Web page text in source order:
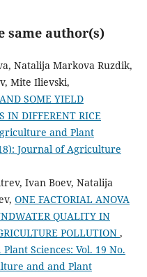
same author(s)
Natalija Markova Ruzdik,
Mite Ilievski,
SOME YIELD
IN DIFFERENT RICE
and Plant
Journal of Agriculture
Ivan Boev, Natalija
ONE FACTORIAL ANOVA
QUALITY IN
POLLUTION ,
Sciences: Vol. 19 No.
and and Plant